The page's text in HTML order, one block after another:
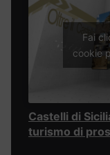
Fai
cookie
Castelli di
turismo di